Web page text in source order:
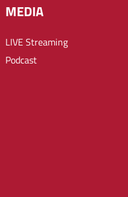
MEDIA
LIVE Streaming
Podcast